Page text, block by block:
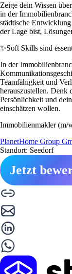
Zeige dein Wissen
in der
städtische
der Lage bist,
✨Soft Skills sind
In der
Teamfähigkeit und
herauszustellen. Denk
Persönlichkeit und
einschätzen wollen.
Immobilienmakler (m/
PlanetHome Group
Standort: Seedorf
Jetzt